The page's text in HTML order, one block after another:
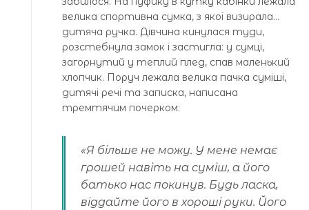
велика спортивна сумка, з якої визирала…
дитяча ручка. Дівчина кинулася туди,
розстебнула замок і застигла: у сумці,
загорнутий у теплий плед, спав маленький
хлопчик. Поруч лежала велика пачка суміші,
дитячі речі та записка, написана
тремтячим почерком:
«Я більше не можу. У мене немає
грошей навіть на суміш, а його
батько нас покинув. Будь ласка,
віддайте його в хороші руки. Його